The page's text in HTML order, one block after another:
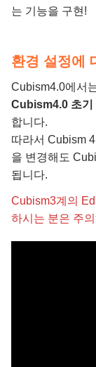
는 기능을 구현!
환경 설정에
Cubism4.0에서
Cubism4.0 초기
합니다.
따라서 Cubism
을 변경해도
됩니다.
Cubism3계의
하시는 분은 주